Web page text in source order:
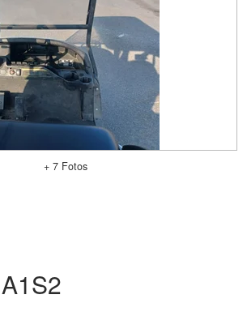
+ 7 Fotos
A1S2